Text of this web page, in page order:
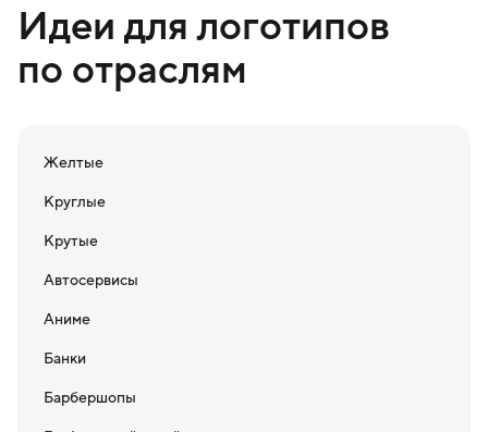
Идеи для логотипов
по отраслям
Желтые
Круглые
Крутые
Автосервисы
Аниме
Банки
Барбершопы